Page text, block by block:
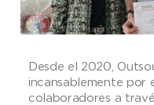
Desde el 2020,
incansablemente por
colaboradores a